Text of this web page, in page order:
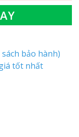
bảo hành)
tốt nhất